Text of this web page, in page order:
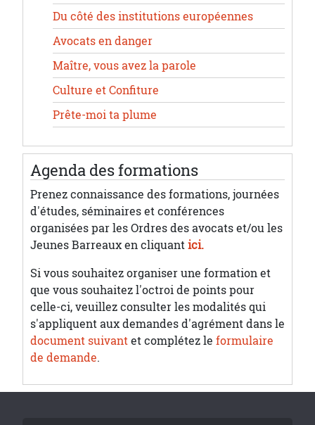
Du côté des institutions européennes
Avocats en danger
Maître, vous avez la parole
Culture et Confiture
Prête-moi ta plume
Agenda des formations
Prenez connaissance des formations, journées
d'études, séminaires et conférences
organisées par les Ordres des avocats et/ou les
Jeunes Barreaux en cliquantici.
Si vous souhaitez organiser une formation et
que vous souhaitez l'octroi de points pour
celle-ci, veuillez consulter les modalités qui
s'appliquent aux demandes d'agrément dans le
document suivantet complétez le formulaire
de demande.